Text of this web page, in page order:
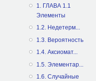
1. ГЛАВА 1.1
Элементы
1.2. Недетерм...
1.3. Вероятность
1.4. Аксиомат...
1.5. Элементар...
1.6. Случайные